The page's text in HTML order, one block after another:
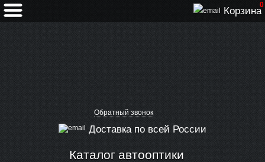
Обратный звонок
Доставка по всей России
Корзина
0
Каталог автооптики